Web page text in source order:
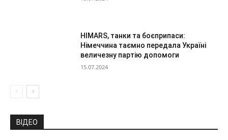
HIMARS, танки та боєприпаси:
Німеччина таємно передала Україні
величезну партію допомоги
15.07.2024
ВІДЕО